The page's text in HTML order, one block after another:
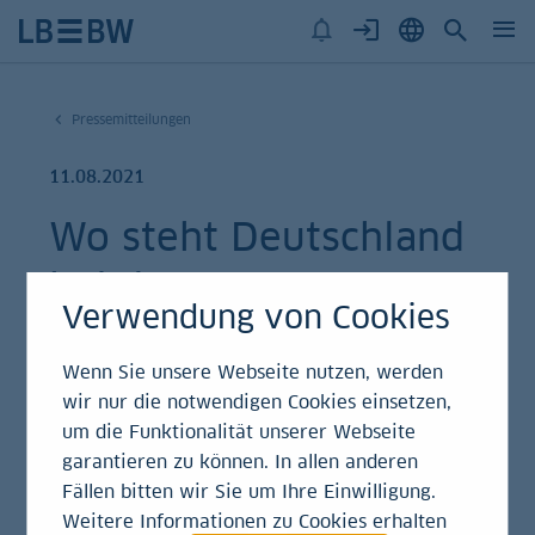
Pressemitteilungen
11.08.2021
Wo steht Deutschland
bei der
Digitalisierung?
Pressemitteilung | Studie
Die mangelhaft entwickelte Digitalisierung der
Verwendung von Cookies
Wenn Sie unsere Webseite nutzen, werden
wir nur die notwendigen Cookies einsetzen,
um die Funktionalität unserer Webseite
garantieren zu können. In allen anderen
Fällen bitten wir Sie um Ihre Einwilligung.
Weitere Informationen zu Cookies erhalten